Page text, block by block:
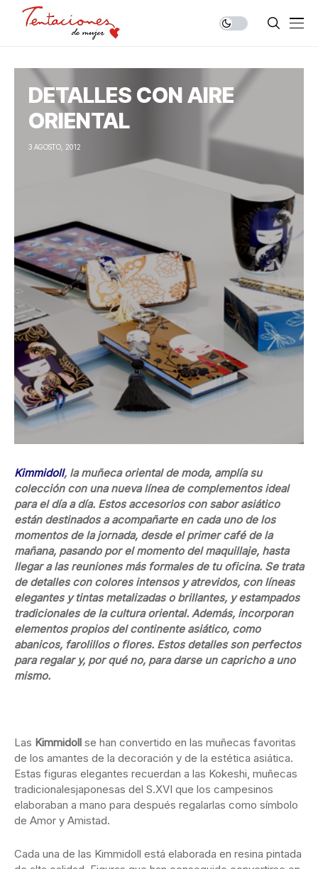
DETALLES CON AIRE
ORIENTAL
3 AGOSTO, 2012
Kimmidoll, la muñeca oriental de moda, amplía su
colección con una nueva línea de complementos ideal
para el día a día. Estos accesorios con sabor asiático
están destinados a acompañarte en cada uno de los
momentos de la jornada, desde el primer café de la
mañana, pasando por el momento del maquillaje, hasta
llegar a las reuniones más formales de tu oficina. Se trata
de detalles con colores intensos y atrevidos, con líneas
elegantes y tintas metalizadas o brillantes, y estampados
tradicionales de la cultura oriental. Además, incorporan
elementos propios del continente asiático, como
abanicos, farolillos o flores. Estos detalles son perfectos
para regalar y, por qué no, para darse un capricho a uno
mismo.
Las Kimmidoll se han convertido en las muñecas favoritas
de los amantes de la decoración y de la estética asiática.
Estas figuras elegantes recuerdan a las Kokeshi, muñecas
tradicionalesjaponesas del S.XVI que los campesinos
elaboraban a mano para después regalarlas como símbolo
de Amor y Amistad.
Cada una de las Kimmidoll está elaborada en resina pintada